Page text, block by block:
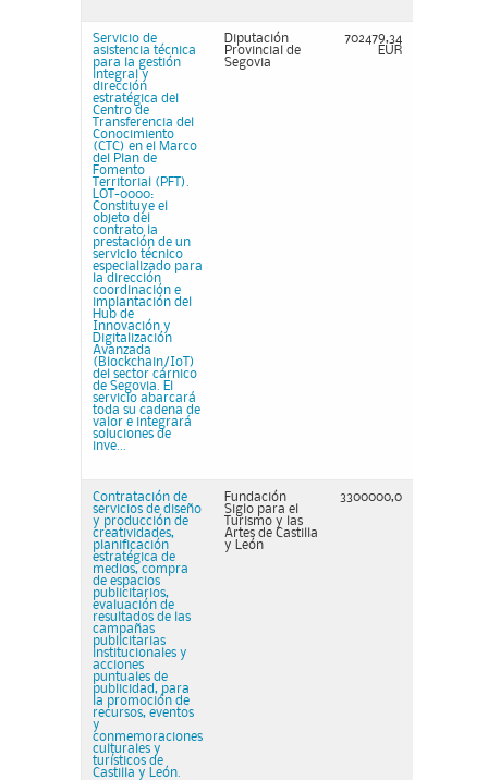
Servicio de
asistencia técnica
para la gestión
integral y
dirección
estratégica del
Centro de
Transferencia del
Conocimiento
(CTC) en el Marco
del Plan de
Fomento
Territorial (PFT).
LOT-0000:
Constituye el
objeto del
contrato la
prestación de un
servicio técnico
especializado para
la dirección
coordinación e
implantación del
Hub de
Innovación y
Digitalización
Avanzada
(Blockchain/IoT)
del sector cárnico
de Segovia. El
servicio abarcará
toda su cadena de
valor e integrará
soluciones de
inve...
Diputación
Provincial de
Segovia
702479,34
EUR
Contratación de
servicios de diseño
y producción de
creatividades,
planificación
estratégica de
medios, compra
de espacios
publicitarios,
evaluación de
resultados de las
campañas
publicitarias
institucionales y
acciones
puntuales de
publicidad, para
la promoción de
recursos, eventos
y
conmemoraciones
culturales y
turísticos de
Castilla y León.
Fundación
Siglo para el
Turismo y las
Artes de Castilla
y León
3300000,0